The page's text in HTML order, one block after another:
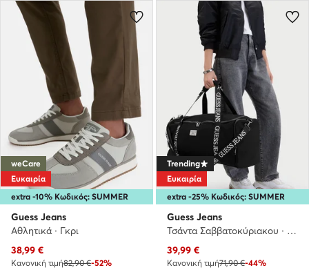
extra -10% Κωδικός: SUMMER
weCare
Ευκαιρία
Guess Jeans
Αθλητικά · Γκρι
Τρέχουσα τιμή
38,99 €
Κανονική τιμή82,90 €-52%
extra -25% Κωδικός: SUMMER
Trending
Ευκαιρία
Guess Jeans
Τσάντα Σαββατοκύριακου · Μαύρο
Τρέχουσα τιμή
39,99 €
Κανονική τιμή71,90 €-44%